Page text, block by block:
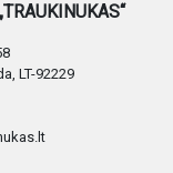
LT-92229